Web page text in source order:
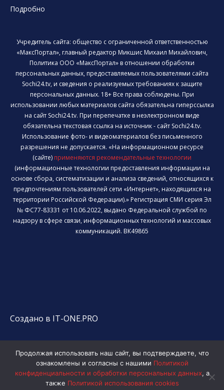
Подробно
Учредитель сайта: общество с ограниченной ответственностью
«МаксПортал», главный редактор Микшис Михаил Михайлович,
Политика ООО «МаксПортал» в отношении обработки
персональных данных, предоставляемых пользователями сайта
Sochi24.tv, и сведения о реализуемых требованиях к защите
персональных данных. 18+ Все права соблюдены. При
использовании любых материалов сайта обязательна гиперссылка
на сайт Sochi24.tv. При перепечатке в неэлектронном виде
обязательна текстовая ссылка на источник - сайт Sochi24.tv.
Использование фото- и видеоматериалов без письменного
разрешения не допускается. «На информационном ресурсе
(сайте) применяются рекомендательные технологии
(информационные технологии предоставления информации на
основе сбора, систематизации и анализа сведений, относящихся к
предпочтениям пользователей сети «Интернет», находящихся на
территории Российской Федерации).» Регистрация СМИ серия Эл
№ ФС77-83331 от 10.06.2022, выдано Федеральной службой по
надзору в сфере связи, информационных технологий и массовых
коммуникаций. ВК49865
Создано в IT-ONE.PRO
Продолжая использовать наш сайт, вы подтверждаете, что
ознакомлены и согласны с нашими Политикой
конфиденциальности и обработки персональных данных, а
также Политикой использования cookies